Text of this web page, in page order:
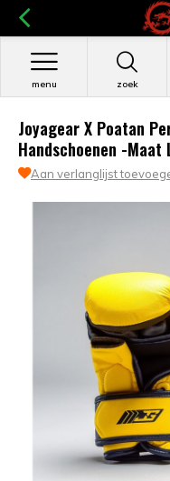
zoek
menu
Joyagear X Poatan
Handschoenen -Maat
Aan verlanglijst